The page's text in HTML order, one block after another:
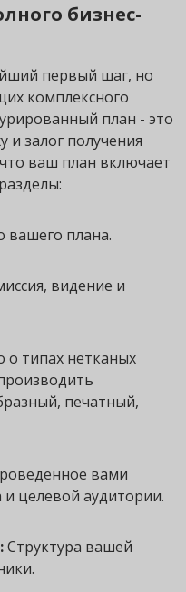
бизнес-
первый шаг, но
комплексного
план - это
и залог получения
ваш план включает
вашего плана.
видение и
о типах нетканых
печатный,
вами
целевой аудитории.
Структура вашей